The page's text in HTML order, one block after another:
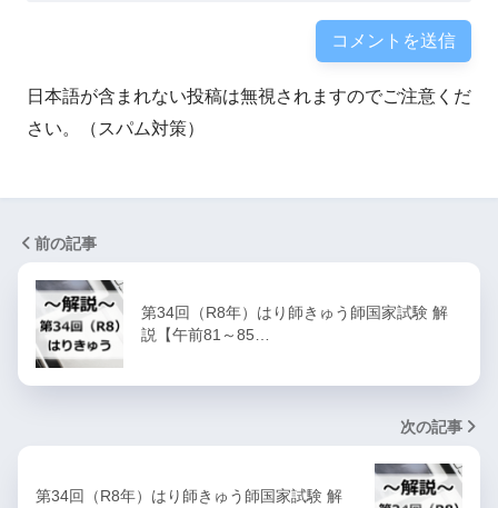
日本語が含まれない投稿は無視されますのでご注意くだ
さい。（スパム対策）
前の記事
第34回（R8年）はり師きゅう師国家試験 解
説【午前81～85…
次の記事
第34回（R8年）はり師きゅう師国家試験 解